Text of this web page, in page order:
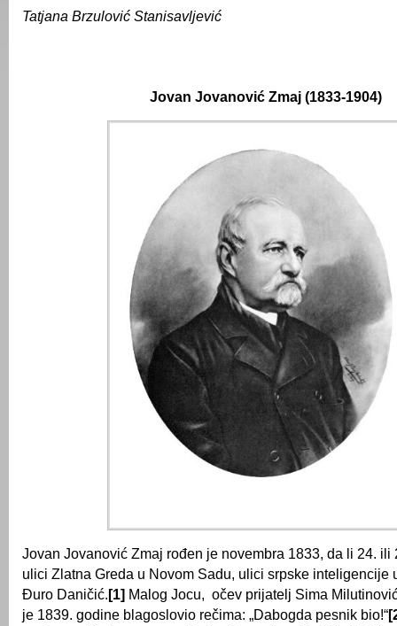
Tatjana Brzulović Stanisavljević
Jovan Jovanović Zmaj (1833-1904)
Jovan Jovanović Zmaj rođen je novembra 1833, da li 24. ili
ulici Zlatna Greda u Novom Sadu, ulici srpske inteligencije
Đuro Daničić.[1] Malog Jocu, očev prijatelj Sima
je 1839. godine blagoslovio rečima: „Dabogda pesnik bio!“